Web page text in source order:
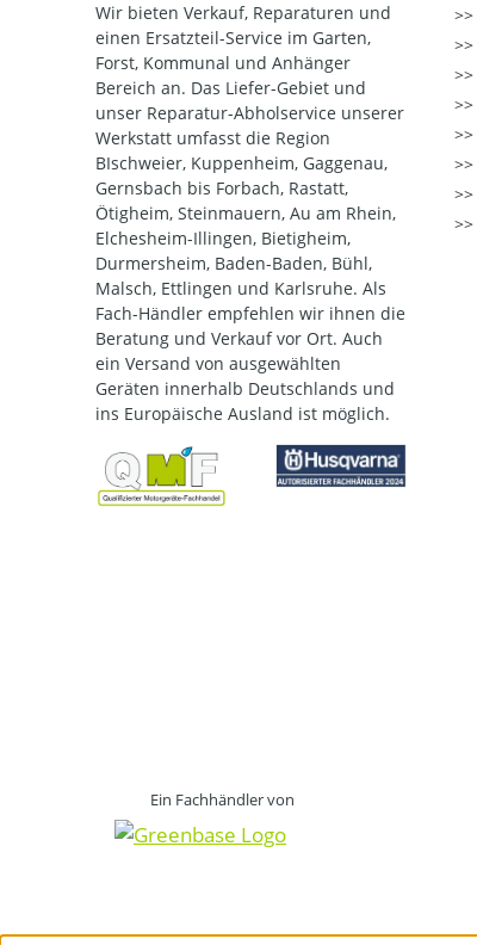
Wir bieten Verkauf, Reparaturen und
einen Ersatzteil-Service im Garten,
Forst, Kommunal und Anhänger
Bereich an. Das Liefer-Gebiet und
unser Reparatur-Abholservice unserer
Werkstatt umfasst die Region
BIschweier, Kuppenheim, Gaggenau,
Gernsbach bis Forbach, Rastatt,
Ötigheim, Steinmauern, Au am Rhein,
Elchesheim-Illingen, Bietigheim,
Durmersheim, Baden-Baden, Bühl,
Malsch, Ettlingen und Karlsruhe. Als
Fach-Händler empfehlen wir ihnen die
Beratung und Verkauf vor Ort. Auch
ein Versand von ausgewählten
Geräten innerhalb Deutschlands und
ins Europäische Ausland ist möglich.
Ein Fachhändler von